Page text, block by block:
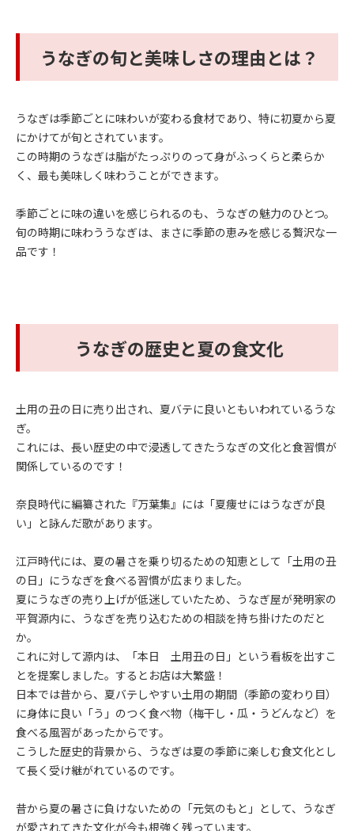
うなぎの旬と美味しさの理由とは？
うなぎは季節ごとに味わいが変わる食材であり、特に初夏から夏
にかけてが旬とされています。
この時期のうなぎは脂がたっぷりのって身がふっくらと柔らか
く、最も美味しく味わうことができます。
季節ごとに味の違いを感じられるのも、うなぎの魅力のひとつ。
旬の時期に味わううなぎは、まさに季節の恵みを感じる贅沢な一
品です！
うなぎの歴史と夏の食文化
土用の丑の日に売り出され、夏バテに良いともいわれているうな
ぎ。
これには、長い歴史の中で浸透してきたうなぎの文化と食習慣が
関係しているのです！
奈良時代に編纂された『万葉集』には「夏痩せにはうなぎが良
い」と詠んだ歌があります。
江戸時代には、夏の暑さを乗り切るための知恵として「土用の丑
の日」にうなぎを食べる習慣が広まりました。
夏にうなぎの売り上げが低迷していたため、うなぎ屋が発明家の
平賀源内に、うなぎを売り込むための相談を持ち掛けたのだと
か。
これに対して源内は、「本日 土用丑の日」という看板を出すこ
とを提案しました。するとお店は大繁盛！
日本では昔から、夏バテしやすい土用の期間（季節の変わり目）
に身体に良い「う」のつく食べ物（梅干し・瓜・うどんなど）を
食べる風習があったからです。
こうした歴史的背景から、うなぎは夏の季節に楽しむ食文化とし
て長く受け継がれているのです。
昔から夏の暑さに負けないための「元気のもと」として、うなぎ
が愛されてきた文化が今も根強く残っています。